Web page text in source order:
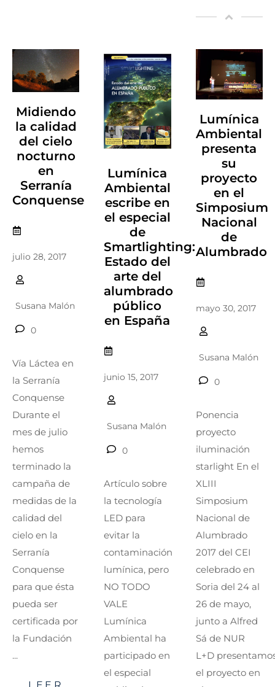
Midiendo
la calidad
del cielo
nocturno
en
Serranía
Conquense
julio 28, 2017
Susana Malón
0
Vía Láctea en
la Serranía
Conquense
Durante el
mes de julio
hemos
terminado la
campaña de
medidas de la
calidad del
cielo en la
Serranía
Conquense
para que ésta
pueda ser
certificada por
la Fundación
...
Lumínica
Ambiental
escribe en
el especial
de
Smartlighting:
Estado del
arte del
alumbrado
público
en España
junio 15, 2017
Susana Malón
0
Artículo sobre
la tecnología
LED para
evitar la
contaminación
lumínica, pero
NO TODO
VALE
Lumínica
Ambiental ha
participado en
el especial
Lumínica
Ambiental
presenta
su
proyecto
en el
Simposium
Nacional
de
Alumbrado
mayo 30, 2017
Susana Malón
0
Ponencia
proyecto
iluminación
starlight En el
XLIII
Simposium
Nacional de
Alumbrado
2017 del CEI
celebrado en
Soria del 24 al
26 de mayo,
junto a Alfred
Sá de NUR
L+D
el proyecto en